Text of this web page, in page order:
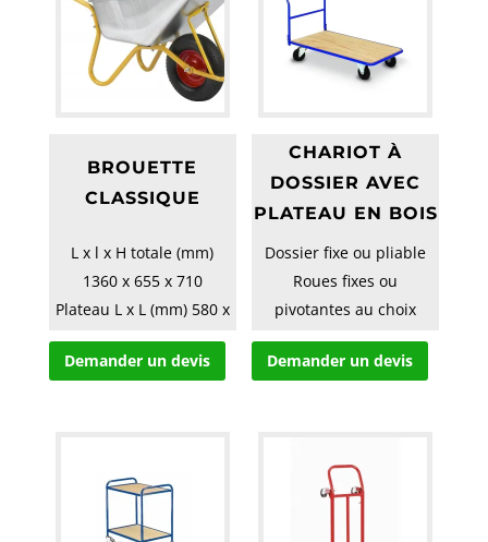
BROUETTE
CLASSIQUE
L x l x H totale (mm)
1360 x 655 x 710
Plateau L x L (mm) 580 x
860
Tube (mm) 30
Demander un devis
CHARIOT À
DOSSIER AVEC
PLATEAU EN BOIS
Dossier fixe ou pliable
Roues fixes ou
pivotantes au choix
Demander un devis